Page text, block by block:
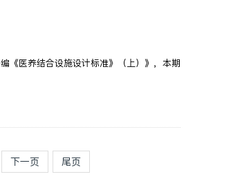
《医养结合设施设计标准》（上）》，本期
下一页 尾页